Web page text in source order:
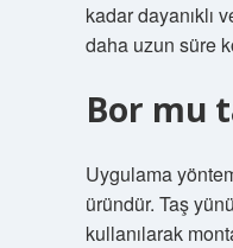
kadar dayanıklı
daha uzun süre
Bor mu
Uygulama
üründür. Taş
kullanılarak